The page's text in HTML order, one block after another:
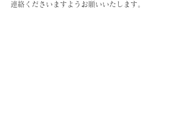
連絡くださいますようお願いいたします。